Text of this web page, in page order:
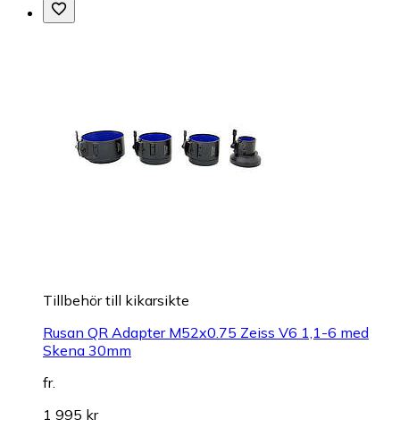
Tillbehör till kikarsikte
Rusan QR Adapter M52x0.75 Zeiss V6 1,1-6 med
Skena 30mm
fr.
1 995 kr